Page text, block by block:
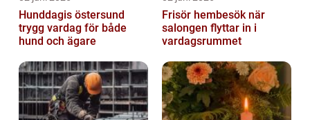
Hunddagis östersund
trygg vardag för både
hund och ägare
Frisör hembesök när
salongen flyttar in i
vardagsrummet